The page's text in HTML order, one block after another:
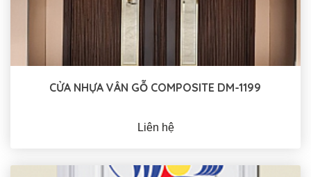
CỬA NHỰA VÂN GỖ COMPOSITE DM-1199
Liên hệ